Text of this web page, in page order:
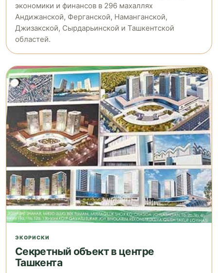
экономики и финансов в 296 махаллях
Андижанской, Ферганской, Наманганской,
Джизакской, Сырдарьинской и Ташкентской
областей.
ЭКОРИСКИ
Секретный объект в центре
Ташкента